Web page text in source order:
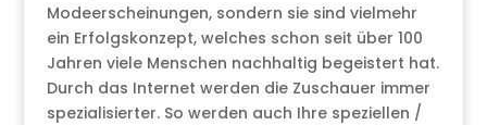
Modeerscheinungen, sondern sie sind vielmehr
ein Erfolgskonzept, welches schon seit über 100
Jahren viele Menschen nachhaltig begeistert hat.
Durch das Internet werden die Zuschauer immer
spezialisierter. So werden auch Ihre speziellen /